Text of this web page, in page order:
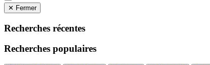
✕ Fermer
Recherches récentes
Recherches populaires